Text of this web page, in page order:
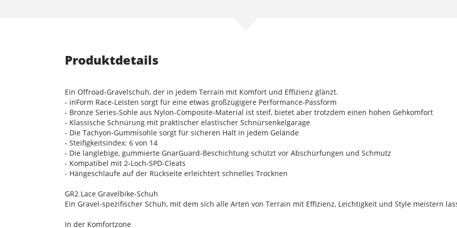
Produktdetails
Ein Offroad-Gravelschuh, der in jedem Terrain mit Komfort und Effizienz glänzt.
- inForm Race-Leisten sorgt für eine etwas großzügigere Performance-Passform
- Bronze Series-Sohle aus Nylon-Composite-Material ist steif, bietet aber trotzdem einen hohen Gehkomfort
- Klassische Schnürung mit praktischer elastischer Schnürsenkelgarage
- Die Tachyon-Gummisohle sorgt für sicheren Halt in jedem Gelände
- Steifigkeitsindex: 6 von 14
- Die langlebige, gummierte GnarGuard-Beschichtung schützt vor Abschürfungen und Schmutz
- Kompatibel mit 2-Loch-SPD-Cleats
- Hängeschlaufe auf der Rückseite erleichtert schnelles Trocknen
GR2 Lace Gravelbike-Schuh
Ein Gravel-spezifischer Schuh, mit dem sich alle Arten von Terrain mit Effizienz, Leichtigkeit und Style meistern
In der Komfortzone